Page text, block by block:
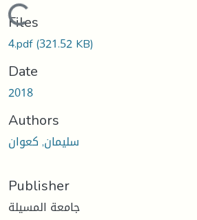
Loading...
Files
4.pdf(321.52 KB)
Date
2018
Authors
سليمان, كعوان
Publisher
جامعة المسيلة